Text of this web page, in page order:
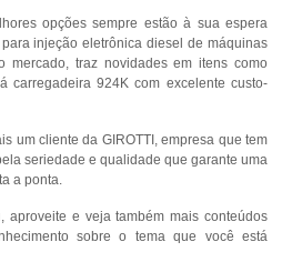
opções sempre estão à sua espera
injeção eletrônica diesel de máquinas
mercado, traz novidades em itens como
carregadeira 924K com excelente custo-
um cliente da GIROTTI, empresa que tem
seriedade e qualidade que garante uma
a ponta.
aproveite e veja também mais conteúdos
sobre o tema que você está